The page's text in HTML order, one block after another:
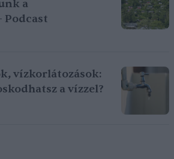
a
Podcast
vízkorlátozások:
a vízzel?